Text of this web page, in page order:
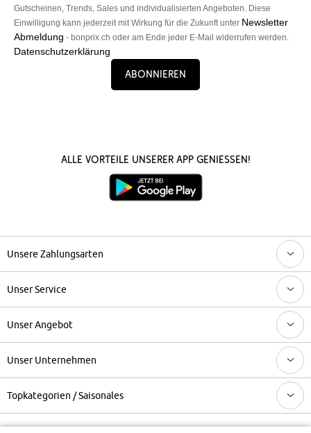
Gutscheinen, Trends, Sales und individualisierten Angeboten. Diese
Einwilligung kann jederzeit mit Wirkung für die Zukunft unter Newsletter
Abmeldung - bonprix.ch oder am Ende jeder E-Mail widerrufen werden.
Datenschutzerklärung
Abonnieren
Alle Vorteile unserer App genießen!
Unsere Zahlungsarten
Unser Service
Unser Angebot
Unser Unternehmen
Topkategorien / Saisonales